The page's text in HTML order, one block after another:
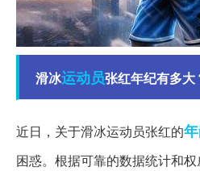
滑冰运动员张红年纪有多大
近日，关于滑冰运动员张红的
困惑。根据可靠的数据统计和权